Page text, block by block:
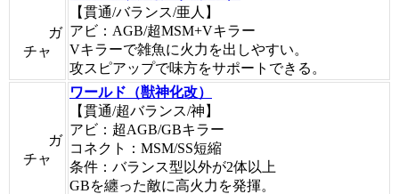
ガ
チャ
【貫通/バランス/亜人】
アビ：AGB/超MSM+Vキラー
Vキラーで雑魚に火力を出しやすい。
攻スピアップで味方をサポートできる。
ガ
チャ
ワールド（獣神化改）
【貫通/超バランス/神】
アビ：超AGB/GBキラー
コネクト：MSM/SS短縮
条件：バランス型以外が2体以上
GBを纏った敵に高火力を発揮。